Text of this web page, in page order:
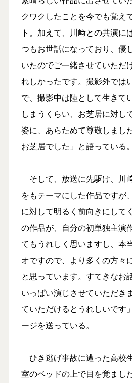
クワクしたことを今でも覚え
ト。加えて、川﨑との共演に
つもお世話になっており、優
いたのでご一緒させていただ
れしかったです。撮影外では
で、撮影中は陸として生きて
しまうくらい、お芝居に対し
姿に、あらためて尊敬しまし
お芝居でした」と語っている。
そして、放送に先駆け、川
をもテーマにした作品ですが
に対して明るく前向きにして
の作品が、自分の初単独主演
てもうれしく思いますし、本
オですので、より多くの方々
と思っています。すてきなお
いっぱい演じさせていただき
ていただけるとうれしいです
ージを送っている。
ひき逃げ事故に遭った高校
室のベッドの上で目を覚まし